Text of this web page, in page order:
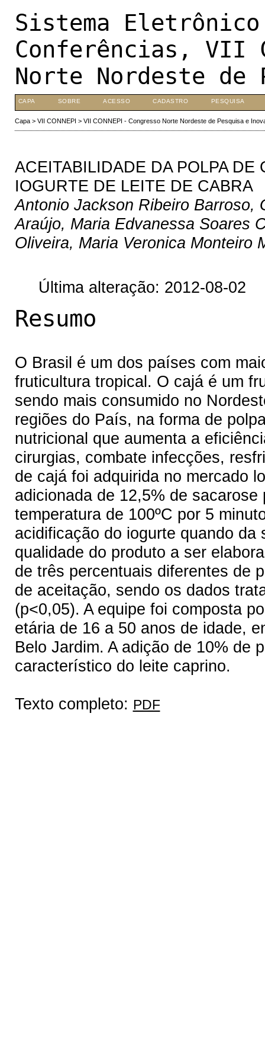
Sistema
Conferências, VII
Norte Nordeste de
CAPA SOBRE ACESSO CADASTRO PESQUISA
Capa> VII CONNEPI > VII CONNEPI - Congresso Norte Nordeste de Pesquisa e
ACEITABILIDADE DA POLPA
IOGURTE DE LEITE DE CABRA
Antonio Jackson Ribeiro Barroso,
Araújo, Maria Edvanessa Soares
Oliveira, Maria Veronica Monteiro
Última alteração: 2012-08-02
Resumo
O Brasil é um dos países com
fruticultura tropical. O cajá é um
sendo mais consumido no
regiões do País, na forma de
nutricional que aumenta a
cirurgias, combate infecções,
de cajá foi adquirida no mercado
adicionada de 12,5% de
temperatura de 100ºC por 5
acidificação do iogurte quando
qualidade do produto a ser
de três percentuais diferentes de
de aceitação, sendo os dados
(p<0,05). A equipe foi composta
etária de 16 a 50 anos de idade,
Belo Jardim. A adição de 10% de
característico do leite caprino.
Texto completo: PDF